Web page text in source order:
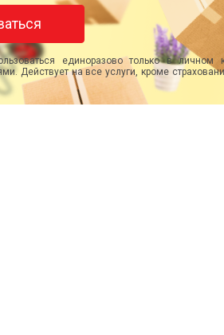
единоразово только в личном
Действует на все услуги, кроме